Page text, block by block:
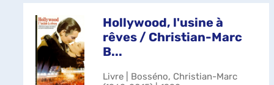
Hollywood, l'usine à
rêves / Christian-Marc
B...
Livre | Bosséno, Christian-Marc